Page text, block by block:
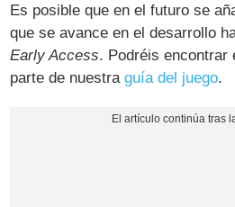
Es posible que en el futuro se
que se avance en el desarrollo
Early Access. Podréis encontrar
parte de nuestraguía del juego.